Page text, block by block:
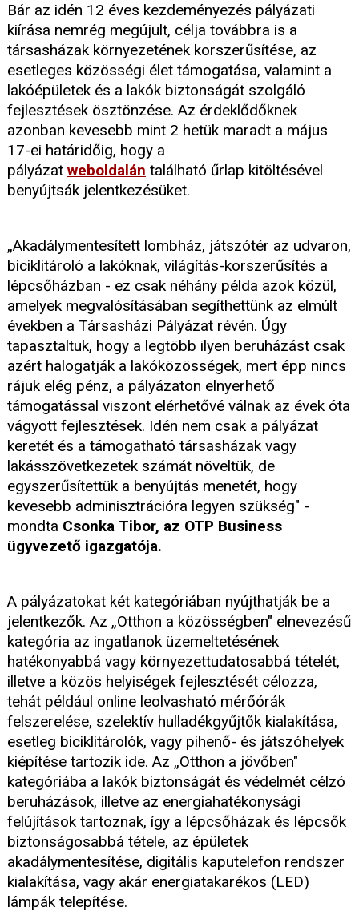
Bár az idén 12 éves kezdeményezés pályázati
kiírása nemrég megújult, célja továbbra is a
társasházak környezetének korszerűsítése, az
esetleges közösségi élet támogatása, valamint a
lakóépületek és a lakók biztonságát szolgáló
fejlesztések ösztönzése. Az érdeklődőknek
azonban kevesebb mint 2 hetük maradt a május
17-ei határidőig, hogy a
pályázat weboldalán található űrlap kitöltésével
benyújtsák jelentkezésüket.
„Akadálymentesített lombház, játszótér az udvaron,
biciklitároló a lakóknak, világítás-korszerűsítés a
lépcsőházban - ez csak néhány példa azok közül,
amelyek megvalósításában segíthettünk az elmúlt
években a Társasházi Pályázat révén. Úgy
tapasztaltuk, hogy a legtöbb ilyen beruházást csak
azért halogatják a lakóközösségek, mert épp nincs
rájuk elég pénz, a pályázaton elnyerhető
támogatással viszont elérhetővé válnak az évek óta
vágyott fejlesztések. Idén nem csak a pályázat
keretét és a támogatható társasházak vagy
lakásszövetkezetek számát növeltük, de
egyszerűsítettük a benyújtás menetét, hogy
kevesebb adminisztrációra legyen szükség" -
mondta Csonka Tibor, az OTP Business
ügyvezető igazgatója.
A pályázatokat két kategóriában nyújthatják be a
jelentkezők. Az „Otthon a közösségben" elnevezésű
kategória az ingatlanok üzemeltetésének
hatékonyabbá vagy környezettudatosabbá tételét,
illetve a közös helyiségek fejlesztését célozza,
tehát például online leolvasható mérőórák
felszerelése, szelektív hulladékgyűjtők kialakítása,
esetleg biciklitárolók, vagy pihenő- és játszóhelyek
kiépítése tartozik ide. Az „Otthon a jövőben"
kategóriába a lakók biztonságát és védelmét célzó
beruházások, illetve az energiahatékonysági
felújítások tartoznak, így a lépcsőházak és lépcsők
biztonságosabbá tétele, az épületek
akadálymentesítése, digitális kaputelefon rendszer
kialakítása, vagy akár energiatakarékos (LED)
lámpák telepítése.